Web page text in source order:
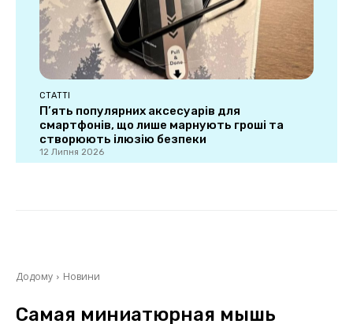
СТАТТІ
П’ять популярних аксесуарів для
смартфонів, що лише марнують гроші та
створюють ілюзію безпеки
12 Липня 2026